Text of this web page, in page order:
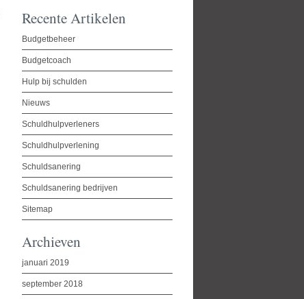
Recente Artikelen
Budgetbeheer
Budgetcoach
Hulp bij schulden
Nieuws
Schuldhulpverleners
Schuldhulpverlening
Schuldsanering
Schuldsanering bedrijven
Sitemap
Archieven
januari 2019
september 2018